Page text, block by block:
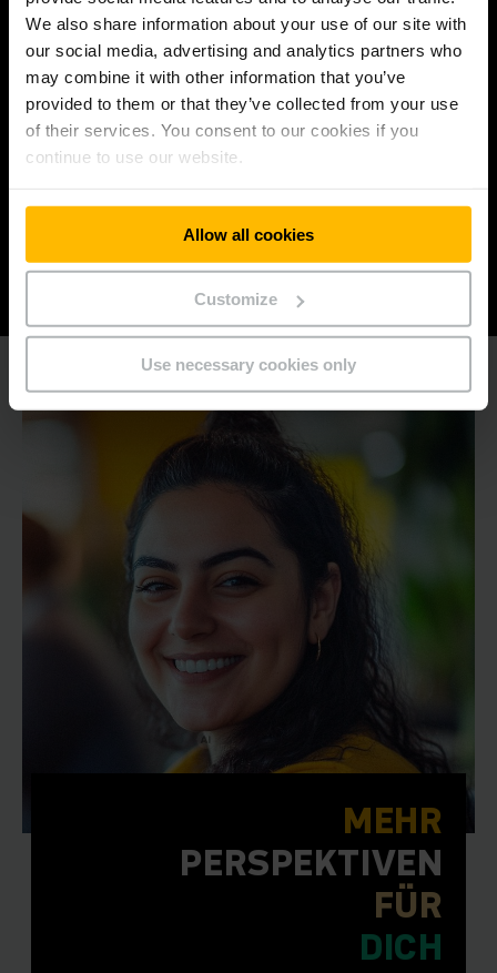
We also share information about your use of our site with
our social media, advertising and analytics partners who
may combine it with other information that you’ve
provided to them or that they’ve collected from your use
of their services. You consent to our cookies if you
continue to use our website.
Allow all cookies
Customize
Use necessary cookies only
ZUSAMMENHALT
und für unser Umfeld, indem wir uns vertrauen
und mit Respekt handeln.
MEHR
PERSPEKTIVEN
FÜR
DICH